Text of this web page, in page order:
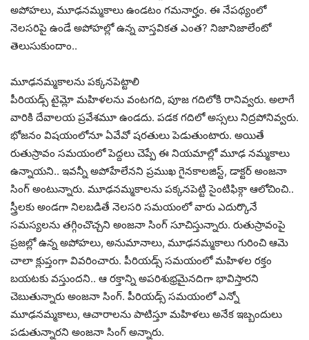
అపోహలు, మూఢనమ్మకాలు ఉండటం గమనార్హం. ఈ నేపథ్యంలో
నెలసరిపై ఉండే అపోహల్లో ఉన్న వాస్తవికత ఎంత? నిజానిజాలేంటో
తెలుసుకుందాం..
మూఢనమ్మకాలను పక్కనపెట్టాలి
పీరియడ్స్ టైమ్లో మహిళలను వంటగది, పూజ గదిలోకి రానివ్వరు. అలాగే
వారికి దేవాలయ ప్రవేశమూ ఉండదు. పడక గదిలో అస్సలు నిద్రపోనివ్వరు.
భోజనం విషయంలోనూ ఏవేవో షరతులు పెడుతుంటారు. అయితే
రుతుస్రావం సమయంలో పెద్దలు చెప్పే ఈ నియమాల్లో మూఢ నమ్మకాలు
ఉన్నాయని.. ఇవన్నీ అపోహేలేనని ప్రముఖ గైనకాలజిస్ట్, డాక్టర్ అంజనా
సింగ్ అంటున్నారు. మూఢనమ్మకాలను పక్కనపెట్టి సైంటిఫిక్గా ఆలోచించి..
స్త్రీలకు అండగా నిలబడితే నెలసరి సమయంలో వారు ఎదుర్కొనే
సమస్యలను తగ్గించొచ్చని అంజనా సింగ్ సూచిస్తున్నారు. రుతుస్రావంపై
ప్రజల్లో ఉన్న అపోహలు, అనుమానాలు, మూఢనమ్మకాలు గురించి ఆమె
చాలా క్లుప్తంగా వివరించారు. పీరియడ్స్ సమయంలో మహిళల రక్తం
బయటకు వస్తుందని.. ఆ రక్తాన్ని అపరిశుభ్రమైనదిగా భావిస్తారని
చెబుతున్నారు అంజనా సింగ్. పీరియడ్స్ సమయంలో ఎన్నో
మూఢనమ్మకాలు, ఆచారాలను పాటిస్తూ మహిళలు అనేక ఇబ్బందులు
పడుతున్నారని అంజనా సింగ్ అన్నారు.